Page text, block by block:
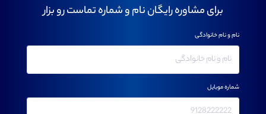
برای مشاوره رایگان نام و شماره تماست رو بزار
نام و نام خانوادگی
شماره موبایل